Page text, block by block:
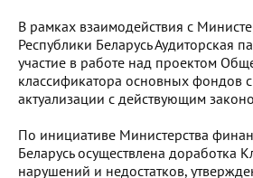
В рамках взаимодействия с
Республики Беларусь Аудиторская
участие в работе над проектом
классификатора основных фондов
актуализации с действующим
По инициативе Министерства
Беларусь осуществлена доработка
нарушений и недостатков,